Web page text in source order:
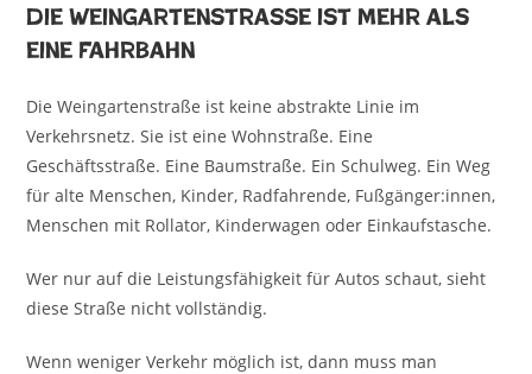
Die Weingartenstraße ist mehr als
eine Fahrbahn
Die Weingartenstraße ist keine abstrakte Linie im
Verkehrsnetz. Sie ist eine Wohnstraße. Eine
Geschäftsstraße. Eine Baumstraße. Ein Schulweg. Ein Weg
für alte Menschen, Kinder, Radfahrende, Fußgänger:innen,
Menschen mit Rollator, Kinderwagen oder Einkaufstasche.
Wer nur auf die Leistungsfähigkeit für Autos schaut, sieht
diese Straße nicht vollständig.
Wenn weniger Verkehr möglich ist, dann muss man